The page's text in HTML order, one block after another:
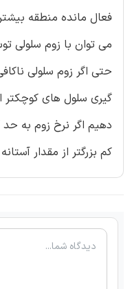
فعال مانده منطقه
می توان با زوم سلولی
حتی اگر زوم سلولی
گیری سلول های کوچکتر
دهیم اگر نرخ زوم به حد
کم بزرگتر از مقدار